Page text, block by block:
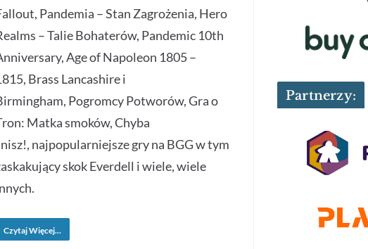
Pandemia – Stan Zagrożenia, Hero
– Talie Bohaterów, Pandemic 10th
Age of Napoleon 1805 –
Brass Lancashire i
Pogromcy Potworów, Gra o
Matka smoków, Chyba
najpopularniejsze gry na BGG w tym
skok Everdell i wiele, wiele
Czytaj Więcej...
Partnerzy: